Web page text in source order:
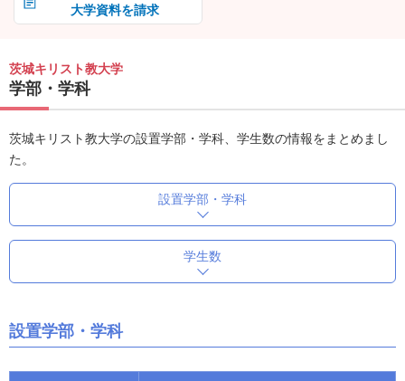
大学資料を請求
茨城キリスト教大学
学部・学科
茨城キリスト教大学の設置学部・学科、学生数の情報をまとめまし
た。
設置学部・学科
学生数
設置学部・学科